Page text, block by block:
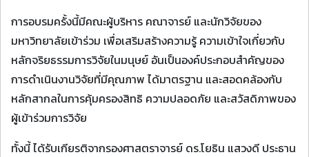
การอบรมครั้งนี้มีคณะผู้บริหาร คณาจารย์ และนักวิจัยของ
มหาวิทยาลัยเข้าร่วม เพื่อเสริมสร้างความรู้ ความเข้าใจเกี่ยวกับ
หลักจริยธรรมการวิจัยในมนุษย์ อันเป็นองค์ประกอบสำคัญของ
การดำเนินงานวิจัยที่มีคุณภาพ ได้มาตรฐาน และสอดคล้องกับ
หลักสากลในการคุ้มครองสิทธิ ความปลอดภัย และสวัสดิภาพของ
ผู้เข้าร่วมการวิจัย
ทั้งนี้ ได้รับเกียรติจากรองศาสตราจารย์ ดร.โยธิน แสวงดี ประธาน